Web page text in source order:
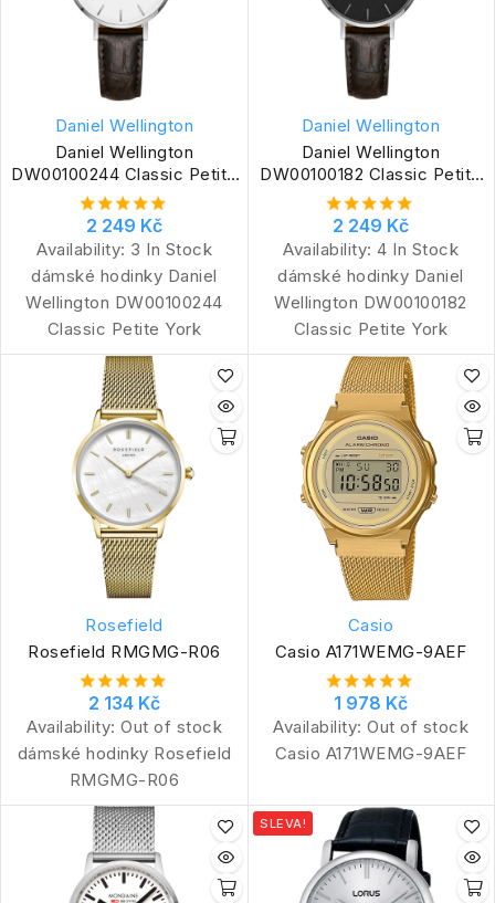
Daniel Wellington
Daniel Wellington
DW00100244 Classic Petite
York
2 249 Kč
Availability: 3 In Stock
dámské hodinky Daniel
Wellington DW00100244
Classic Petite York
Daniel Wellington
Daniel Wellington
DW00100182 Classic Petite
York
2 249 Kč
Availability: 4 In Stock
dámské hodinky Daniel
Wellington DW00100182
Classic Petite York
Rosefield
Rosefield RMGMG-R06
2 134 Kč
Availability: Out of stock
dámské hodinky Rosefield
RMGMG-R06
Casio
Casio A171WEMG-9AEF
1 978 Kč
Availability: Out of stock
Casio A171WEMG-9AEF
SLEVA!